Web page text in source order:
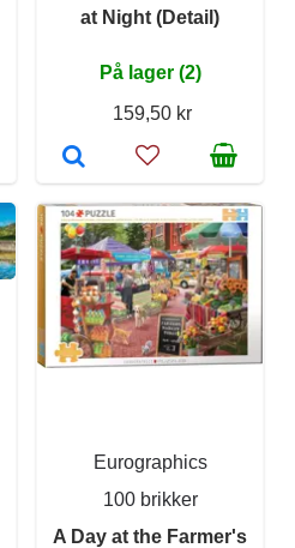
at Night (Detail)
På lager (2)
159,50 kr
Eurographics
100 brikker
A Day at the Farmer's